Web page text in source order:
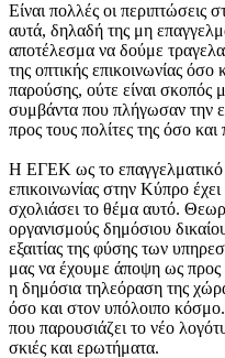
Είναι πολλές οι περιπτώσεις
αυτά, δηλαδή της μη
αποτέλεσμα να δούμε
της οπτικής επικοινωνίας όσο
παρούσης, ούτε είναι σκοπός
συμβάντα που πλήγωσαν την
προς τους πολίτες της όσο και
Η ΕΓΕΚ ως το
επικοινωνίας στην Κύπρο
σχολιάσει το θέμα αυτό.
οργανισμούς δημόσιου
εξαιτίας της φύσης των
μας να έχουμε άποψη ως προς
η δημόσια τηλεόραση της
όσο και στον υπόλοιπο
που παρουσιάζει το νέο
σκιές και ερωτήματα.